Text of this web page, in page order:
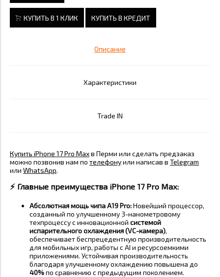
КУПИТЬ В 1 КЛИК КУПИТЬ В КРЕДИТ
Описание
Характеристики
Trade IN
Купить iPhone 17 Pro Maxв Перми или сделать предзаказ
можно позвонив нам по телефонуили написав в Telegram
или WhatsApp.
⚡️ Главные преимущества iPhone 17 Pro Max:
Абсолютная мощь чипа A19 Pro:Новейший процессор,
созданный по улучшенному 3-нанометровому
техпроцессу с инновационной системой
испарительного охлаждения (VC-камера),
обеспечивает беспрецедентную производительность
для мобильных игр, работы с AI и ресурсоемкими
приложениями. Устойчивая производительность
благодаря улучшенному охлаждению повышена до
40%по сравнению с предыдущим поколением.